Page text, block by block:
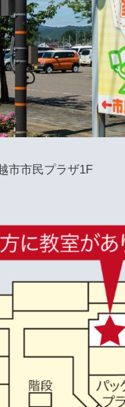
市市民プラザ1F